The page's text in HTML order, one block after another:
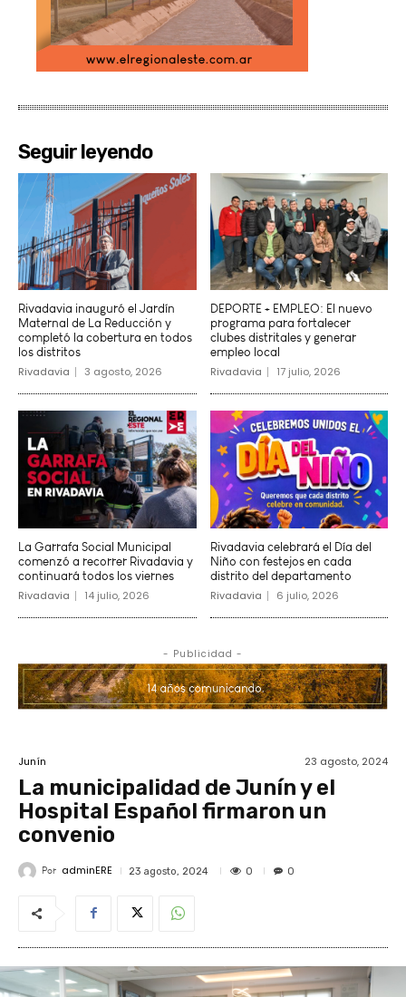
Seguir leyendo
Rivadavia inauguró el Jardín
Maternal de La Reducción y
completó la cobertura en todos
los distritos
Rivadavia 3 agosto, 2026
DEPORTE + EMPLEO: El nuevo
programa para fortalecer
clubes distritales y generar
empleo local
Rivadavia 17 julio, 2026
La Garrafa Social Municipal
comenzó a recorrer Rivadavia y
continuará todos los viernes
Rivadavia 14 julio, 2026
Rivadavia celebrará el Día del
Niño con festejos en cada
distrito del departamento
Rivadavia 6 julio, 2026
- Publicidad -